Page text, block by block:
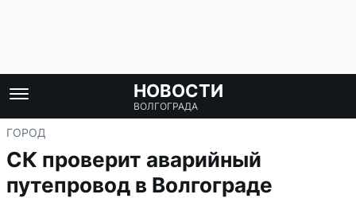
НОВОСТИ
ВОЛГОГРАДА
ГОРОД
СК проверит аварийный
путепровод в Волгограде